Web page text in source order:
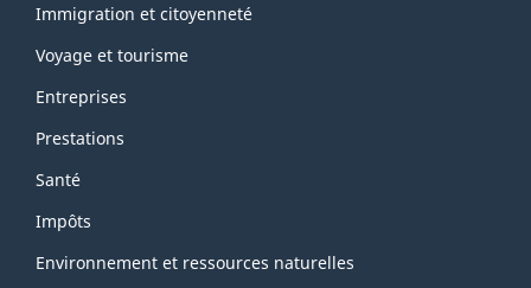
sujets
Immigration et citoyenneté
Voyage et tourisme
Entreprises
Prestations
Santé
Impôts
Environnement et ressources naturelles